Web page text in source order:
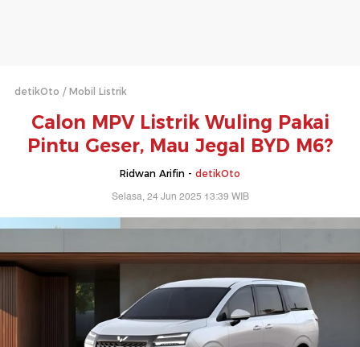
detikOto Mobil Listrik
Calon MPV Listrik Wuling Pakai
Pintu Geser, Mau Jegal BYD M6?
Ridwan Arifin - detikOto
Selasa, 24 Jun 2025 13:39 WIB